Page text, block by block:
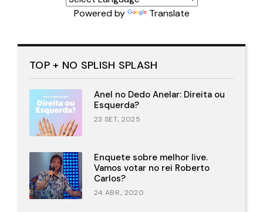
Powered by Translate
TOP + NO SPLISH SPLASH
Anel no Dedo Anelar: Direita ou
Esquerda?
23 SET., 2025
Enquete sobre melhor live.
Vamos votar no rei Roberto
Carlos?
24 ABR., 2020